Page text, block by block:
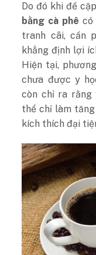
Do đó khi đề
bằng cà phê có
tranh cãi, cần
khẳng định lợi
Hiện tại,
chưa được y
còn chỉ ra rằng
thể chỉ làm
kích thích đại